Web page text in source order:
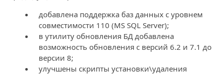
добавлена поддержка баз данных с уровнем
совместимости 110 (MS SQL Server);
в утилиту обновления БД добавлена
возможность обновления с версий 6.2 и 7.1 до
версии 8;
улучшены скрипты установки\удаления